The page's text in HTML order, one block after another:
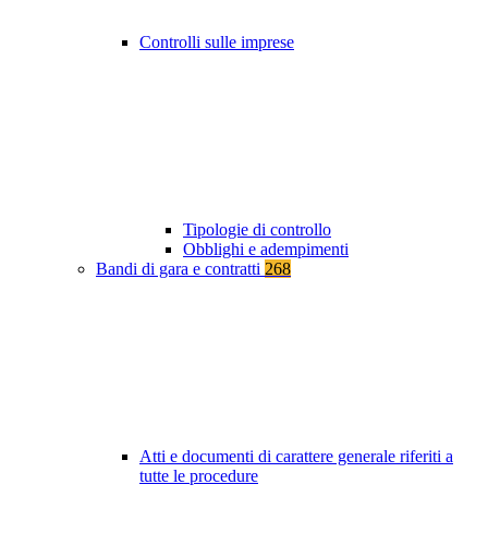
Controlli sulle imprese
Tipologie di controllo
Obblighi e adempimenti
Bandi di gara e contratti 268
Atti e documenti di carattere generale riferiti a
tutte le procedure